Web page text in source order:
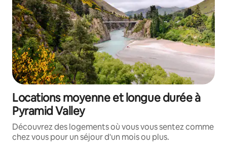
Locations moyenne et longue durée à
Pyramid Valley
Découvrez des logements où vous vous sentez comme
chez vous pour un séjour d'un mois ou plus.